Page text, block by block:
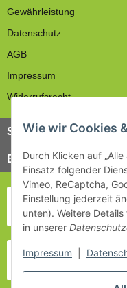
Gewährleistung
Datenschutz
AGB
Impressum
Widerrufsrecht
Service
Bezahlung & Versand
Wie wir Cookies
Durch Klicken auf
Einsatz folgender
Vimeo, ReCaptcha,
Einstellung jederzeit
unten). Weitere
in unserer
Impressum